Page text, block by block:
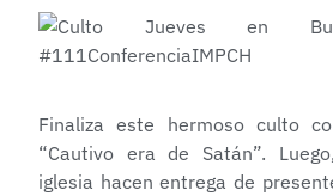
Finaliza este hermoso culto
“Cautivo era de Satán”.
iglesia hacen entrega de